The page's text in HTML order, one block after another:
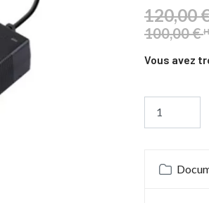
120,00
100,00 €
Vous avez